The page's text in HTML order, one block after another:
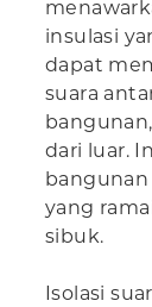
insulasi
dapat
suara
dari luar.
yang
sibuk.
Isolasi